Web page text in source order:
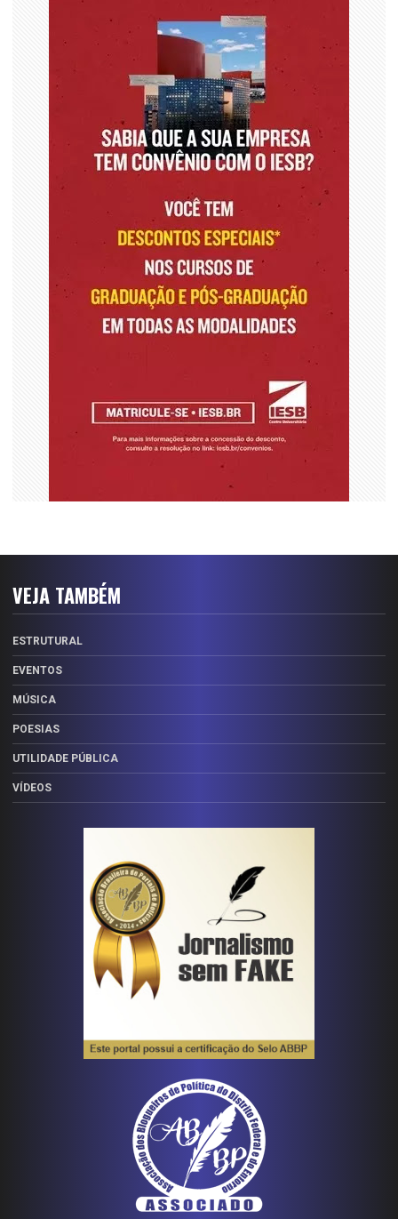
VEJA TAMBÉM
ESTRUTURAL
EVENTOS
MÚSICA
POESIAS
UTILIDADE PÚBLICA
VÍDEOS